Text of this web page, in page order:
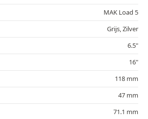
MAK Load 5
Grijs, Zilver
6.5"
16"
118 mm
47 mm
71.1 mm